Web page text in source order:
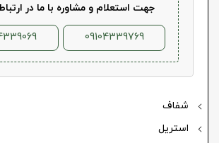
شفاف
استریل
جهت استعلام و مشاوره با ما در
09104339769